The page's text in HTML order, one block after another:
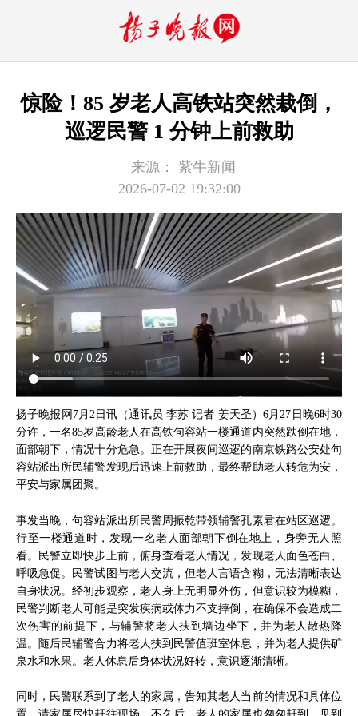
惊险！85 岁老人高铁站突然栽倒，
巡逻民警 1 分钟上前救助
来源：
紫牛新闻
2026-07-02 19:32:00
扬子晚报网7月2日讯（通讯员 李苏 记者 姜天圣）6月27日晚6时30
分许，一名85岁高龄老人在高铁句容站一楼通道内突然跌倒在地，
面部朝下，情况十分危急。正在开展夜间巡逻的南京铁路公安处句
容站派出所民辅警发现后迅速上前救助，最终帮助老人转危为安，
平安与家属团聚。
事发当晚，句容站派出所民警周振乾带领辅警孔素君在站区巡逻。
行至一楼通道时，发现一名老人面部朝下倒在地上，身旁无人照
看。民警立即快步上前，俯身查看老人情况，发现老人面色苍白、
呼吸急促。民警试图与老人交流，但老人言语含糊，无法清晰表达
自身状况。经初步观察，老人身上无明显外伤，但意识较为模糊，
民警判断老人可能是突发疾病或体力不支摔倒，在确保不会造成二
次伤害的前提下，与辅警将老人扶到墙边坐下，并为老人散热降
温。随后民辅警合力将老人扶到民警值班室休息，并为老人提供矿
泉水和水果。老人休息后身体状况好转，意识逐渐清晰。
同时，民警联系到了老人的家属，告知其老人当前的情况和具体位